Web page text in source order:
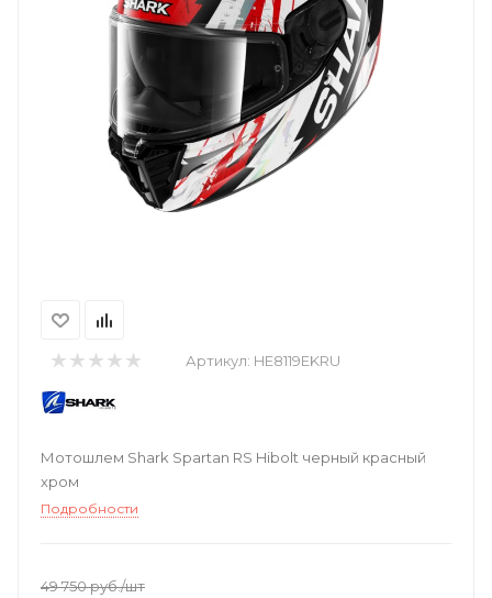
Артикул: HE8119EKRU
Мотошлем Shark Spartan RS Hibolt черный красный
хром
Подробности
49 750руб./шт